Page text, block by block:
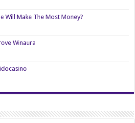
Will Make The Most Money?
Winaura